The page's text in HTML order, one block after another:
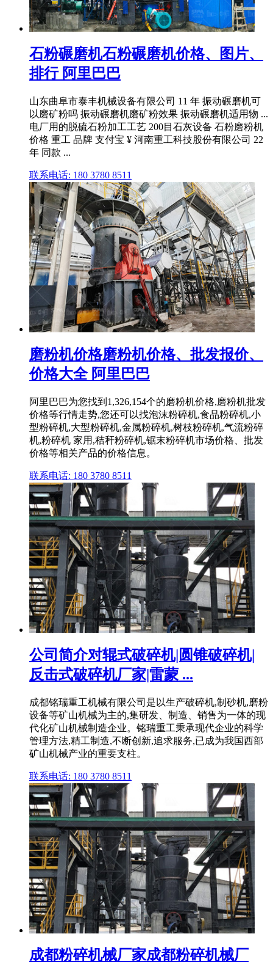
石粉碾磨机石粉碾磨机价格、图片、
排行 阿里巴巴
山东曲阜市泰丰机械设备有限公司 11 年 振动碾磨机可
以磨矿粉吗 振动碾磨机磨矿粉效果 振动碾磨机适用物 ...
电厂用的脱硫石粉加工工艺 200目石灰设备 石粉磨粉机
价格 重工 品牌 支付宝 ¥ 河南重工科技股份有限公司 22
年 同款 ...
联系电话: 180 3780 8511
磨粉机价格磨粉机价格、批发报价、
价格大全 阿里巴巴
阿里巴巴为您找到1,326,154个的磨粉机价格,磨粉机批发
价格等行情走势,您还可以找泡沫粉碎机,食品粉碎机,小
型粉碎机,大型粉碎机,金属粉碎机,树枝粉碎机,气流粉碎
机,粉碎机 家用,秸秆粉碎机,锯末粉碎机市场价格、批发
价格等相关产品的价格信息。
联系电话: 180 3780 8511
公司简介对辊式破碎机|圆锥破碎机|
反击式破碎机厂家|雷蒙 ...
成都铭瑞重工机械有限公司是以生产破碎机,制砂机,磨粉
设备等矿山机械为主的,集研发、制造、销售为一体的现
代化矿山机械制造企业。铭瑞重工秉承现代企业的科学
管理方法,精工制造,不断创新,追求服务,已成为我国西部
矿山机械产业的重要支柱。
联系电话: 180 3780 8511
成都粉碎机械厂家成都粉碎机械厂